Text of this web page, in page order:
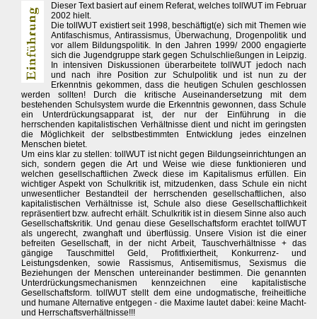
Dieser Text basiert auf einem Referat, welches tollWUT im Februar
2002 hielt.
Die tollWUT existiert seit 1998, beschäftigt(e) sich mit Themen wie
Antifaschismus, Antirassismus, Überwachung, Drogenpolitik und
vor allem Bildungspolitik. In den Jahren 1999/ 2000 engagierte
sich die Jugendgruppe stark gegen Schulschließungen in Leipzig.
In intensiven Diskussionen überarbeitete tollWUT jedoch nach
und nach ihre Position zur Schulpolitik und ist nun zu der
Erkenntnis gekommen, dass die heutigen Schulen geschlossen
werden sollten! Durch die kritische Auseinandersetzung mit dem
bestehenden Schulsystem wurde die Erkenntnis gewonnen, dass Schule
ein Unterdrückungsapparat ist, der nur der Einführung in die
herrschenden kapitalistischen Verhältnisse dient und nicht im geringsten
die Möglichkeit der selbstbestimmten Entwicklung jedes einzelnen
Menschen bietet.
Um eins klar zu stellen: tollWUT ist nicht gegen Bildungseinrichtungen an
sich, sondern gegen die Art und Weise wie diese funktionieren und
welchen gesellschaftlichen Zweck diese im Kapitalismus erfüllen. Ein
wichtiger Aspekt von Schulkritik ist, mitzudenken, dass Schule ein nicht
unwesentlicher Bestandteil der herrschenden gesellschaftlichen, also
kapitalistischen Verhältnisse ist, Schule also diese Gesellschaftlichkeit
repräsentiert bzw. aufrecht erhält. Schulkritik ist in diesem Sinne also auch
Gesellschaftskritik. Und genau diese Gesellschaftsform erachtet tollWUT
als ungerecht, zwanghaft und überflüssig. Unsere Vision ist die einer
befreiten Gesellschaft, in der nicht Arbeit, Tauschverhältnisse + das
gängige Tauschmittel Geld, Profitfixiertheit, Konkurrenz- und
Leistungsdenken, sowie Rassismus, Antisemitismus, Sexismus die
Beziehungen der Menschen untereinander bestimmen. Die genannten
Unterdrückungsmechanismen kennzeichnen eine kapitalistische
Gesellschaftsform. tollWUT stellt dem eine undogmatische, freiheitliche
und humane Alternative entgegen - die Maxime lautet dabei: keine Macht-
und Herrschaftsverhältnisse!!!